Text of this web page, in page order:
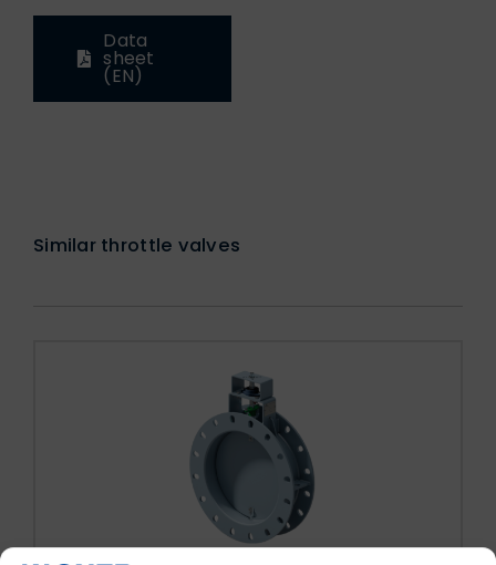
Data
sheet
(EN)
Similar throttle valves